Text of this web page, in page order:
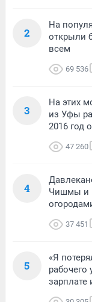
2
На
открыли
всем
69 536
3
На этих
из Уфы
2016 год
47 260
4
Чишмы и
37 451
5
«Я
зарплате